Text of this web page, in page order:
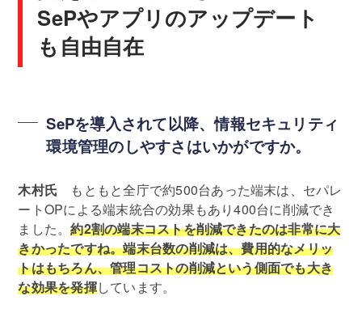
SePやアプリのアップデート
も自由自在
SePを導入されて以降、情報セキュリティ
環境管理のしやすさはいかがですか。
木村氏 もともと全庁で約500台あった端末は、セパレ
ートOPによる端末統合の効果もあり400台に削減でき
ました。約2割の端末コストを削減できたのは非常に大
きかったですね。端末台数の削減は、費用的なメリッ
トはもちろん、管理コストの削減という側面でも大き
な効果を発揮しています。